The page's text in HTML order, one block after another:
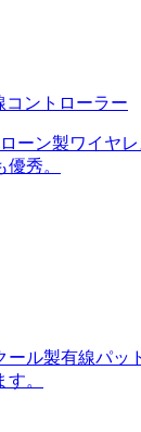
コントローラー
ーン製ワイヤ
秀。
ール製有線パッ
。